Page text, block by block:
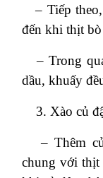
– Tiếp theo,
đến khi thịt
– Trong
dầu, khuấy
Xào củ
– Thêm củ
chung với thịt